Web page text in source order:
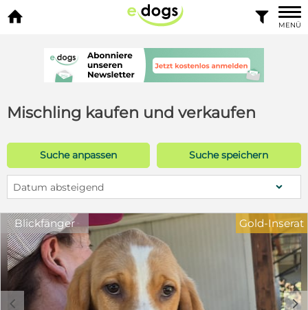
 
MENÜ
Mischling kaufen und verkaufen
Suche anpassen Suche speichern
Datum absteigend
Blickfänger
c d
Gold-Inserat